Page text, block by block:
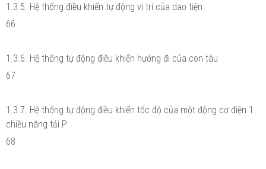
1.3.5. Hệ thống điều khiển tự động vị trí của dao tiện
66
1.3.6. Hệ thống tự động điều khiển hướng đi của con tàu
67
1.3.7. Hệ thống tự động điều khiển tốc độ của một động cơ điện 1
chiều nâng tải P
68